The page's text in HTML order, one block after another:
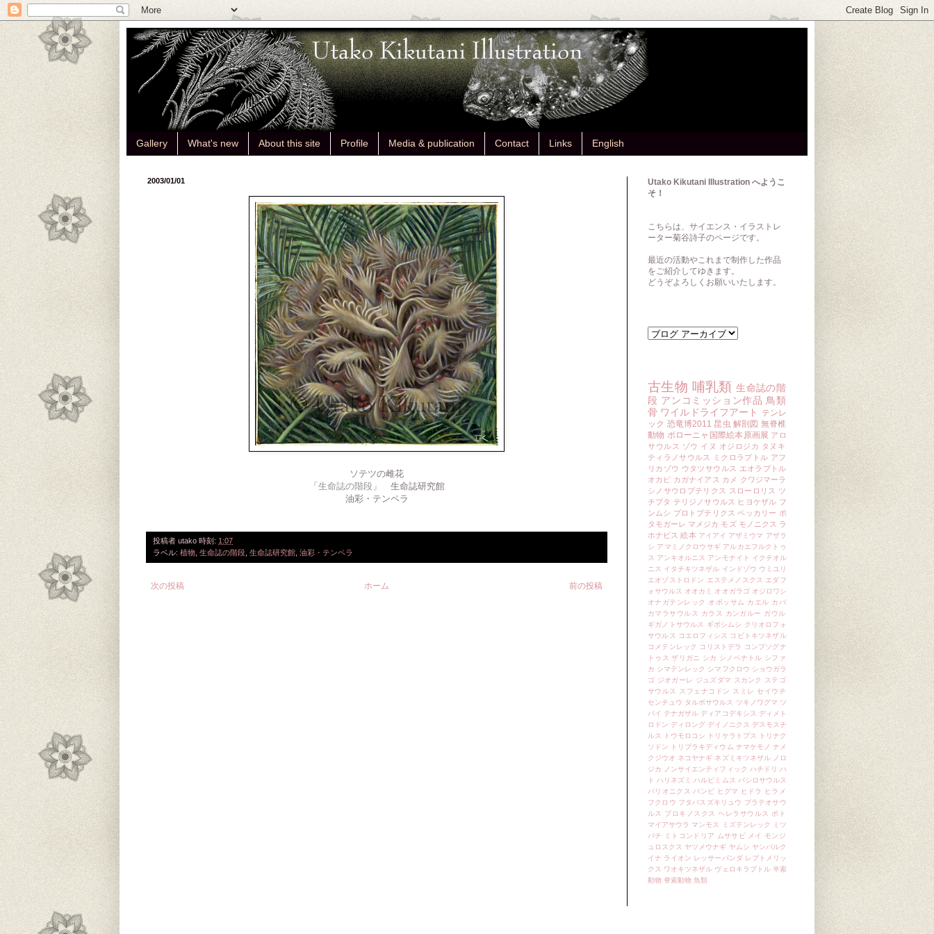
Gallery What's new About this site Profile Media & publication Contact Links English
2003/01/01
ソテツの雌花
「 生命誌の階段 」 生命誌研究館
油彩・テンペラ
投稿者 utako 時刻: 1:07
ラベル: 植物 生命誌の階段 生命誌研究館 油彩・テンペラ
次の投稿 前の投稿
ホーム
Utako Kikutani Illustration へようこ
そ！
こちらは、サイエンス・イラストレ
ーター菊谷詩子のページです。
最近の活動やこれまで制作した作品
をご紹介してゆきます。
どうぞよろしくお願いいたします。
古生物 哺乳類 生命誌の階
段 アンコミッション作品 鳥類
骨 ワイルドライフアート
テンレ
ック 恐竜博2011 昆虫 解剖図 無脊椎
動物 ボローニャ国際絵本原画展 アロ
サウルス ゾウ イヌ オジロジカ
タヌキ
ティラノサウルス
ミクロラプトル アフ
リカゾウ ウタツサウルス
エオラプトル
オカピ カガナイアス カメ クワジマーラ
シノサウロプテリクス
スローロリス ツ
チブタ テリジノサウルス ヒヨケザル フ
ンムシ プロトプテリクス ペッカリー ポ
タモガーレ マメジカ モズ モノニクス ラ
ホナビス 絵本 アイアイ アザミウマ アザラ
シ アマミノクロウサギ アルカエフルクトゥ
ス アンキオルニス アンモナイト イクチオル
ニス イタチキツネザル インドゾウ ウミユリ
エオゾストロドン エステメノスクス エダフ
ォサウルス オオカミ オオガラゴ オジロワシ
オナガテンレック
オポッサム カエル カバ
カマラサウルス
カラス カンガルー ガウル
ギガノトサウルス
ギボシムシ クリオロフォ
サウルス
コエロフィシス
コビトキツネザル
コメテンレック
コリストデラ
コンプソグナ
トゥス ザリガニ シカ シノベナトル シファ
カ シマテンレック シマフクロウ ショウガラ
ゴ ジオガーレ ジュズダマ スカンク
ステゴ
サウルス
スフェナコドン スミレ セイウチ
センチュウ タルボサウルス ツキノワグマ ツ
パイ テナガザル ディアコデキシス ディメト
ロドン ディロング デイノニクス デスモスチ
ルス
トウモロコシ トリケラトプス
トリナク
ソドン
トリブラキディウム ナマケモノ ナメ
クジウオ ネコヤナギ ネズミキツネザル
ノロ
ジカ
ノンサイエンティフィック ハチドリ ハ
ト ハリネズミ ハルピミムス バシロサウルス
バリオニクス バンビ ヒグマ ヒドラ
ヒラメ
フクロウ フタバスズキリュウ プラテオサウ
ルス
プロキノスクス ヘレラサウルス
ポト
マイアサウラ マンモス ミズテンレック
ミツ
バチ
ミトコンドリア ムササビ メイ
モンジ
ュロスクス ヤツメウナギ ヤムシ ヤンバルク
イナ ライオン レッサーパンダ レプトメリッ
クス ワオキツネザル ヴェロキラプトル 半索
動物 脊索動物 魚類